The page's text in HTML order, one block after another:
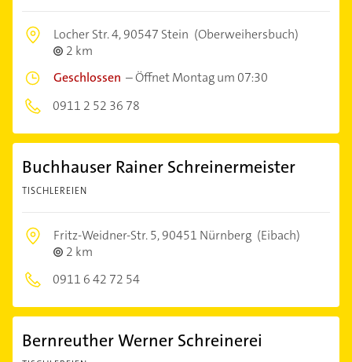
Locher Str. 4,90547 Stein (Oberweihersbuch)
2 km
Geschlossen –Öffnet Montag um 07:30
0911 2 52 36 78
Buchhauser Rainer Schreinermeister
TISCHLEREIEN
Fritz-Weidner-Str. 5,90451 Nürnberg (Eibach)
2 km
0911 6 42 72 54
Bernreuther Werner Schreinerei